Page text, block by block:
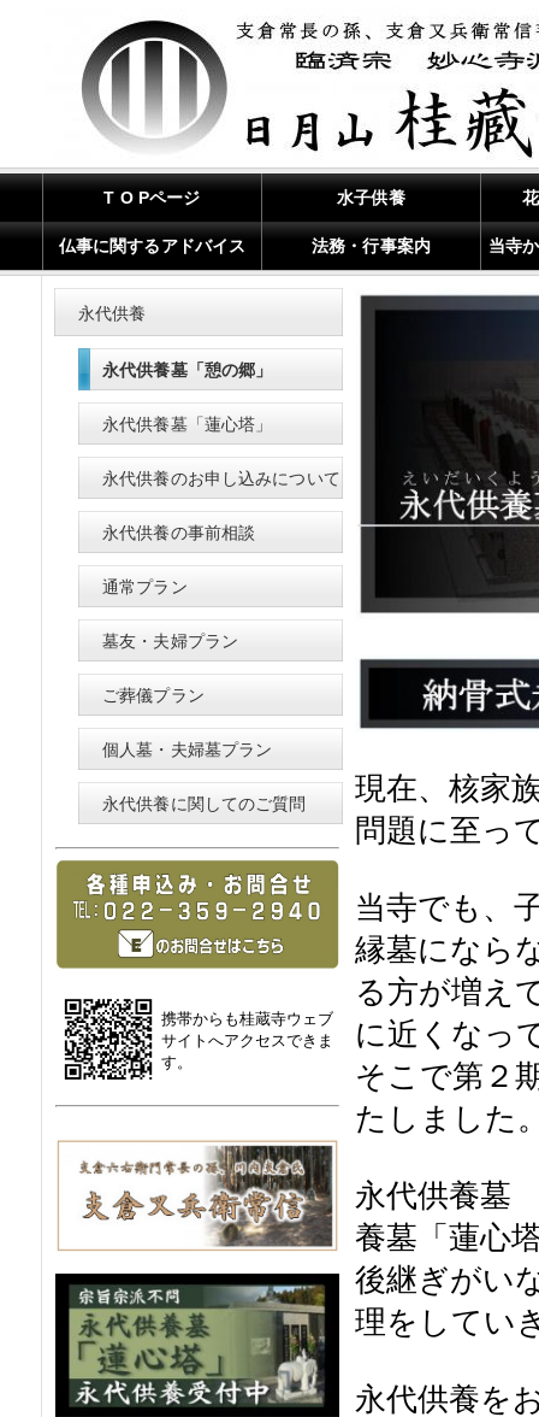
T O Pページ 水子供養
仏事に関するアドバイス 法務・行事案内 当寺
現在、核家
問題に至っ
当寺でも、
縁墓になら
る方が増え
に近くなっ
そこで第２
たしました
永代供養墓
養墓「蓮心
後継ぎがい
理をしてい
永代供養を
永代供養
永代供養墓「憩の郷」
永代供養墓「蓮心塔」
永代供養のお申し込みについて
永代供養の事前相談
通常プラン
墓友・夫婦プラン
ご葬儀プラン
個人墓・夫婦墓プラン
永代供養に関してのご質問
携帯からも桂蔵寺ウェブ
サイトへアクセスできま
す。